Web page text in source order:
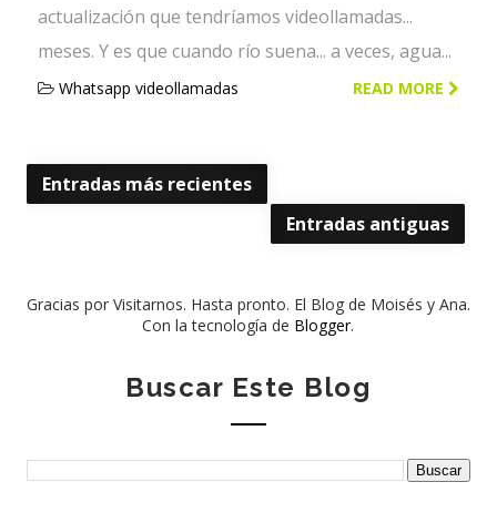
actualización que tendríamos videollamadas...
meses. Y es que cuando río suena... a veces, agua...
READ MORE
Whatsapp videollamadas
Entradas más recientes
Entradas antiguas
Gracias por Visitarnos. Hasta pronto. El Blog de Moisés y Ana.
Con la tecnología de Blogger.
Buscar Este Blog